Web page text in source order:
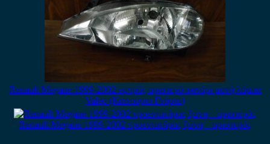
Renault Megane 1999-2002 εμπρός αριστερό φανάρι μονή λάμπα
Valeo (Καινούριο Γνήσιο)
Renault Megane 1999-2002 προεντατήρας ζώνη – αριστερός